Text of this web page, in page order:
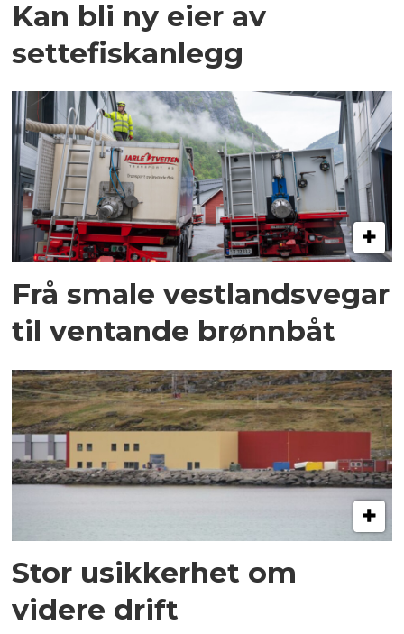
Kan bli ny eier av
settefiskanlegg
Frå smale vestlandsvegar
til ventande brønnbåt
Stor usikkerhet om
videre drift